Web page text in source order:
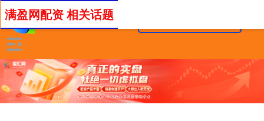
满盈网配资 相关话题